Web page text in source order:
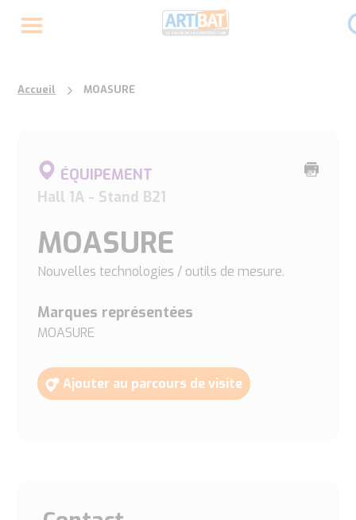
Accueil MOASURE
Imprimer
ÉQUIPEMENT
Hall 1A - Stand B21
MOASURE
Nouvelles technologies / outils de mesure.
Marques représentées
MOASURE
Ajouter au parcours de visite